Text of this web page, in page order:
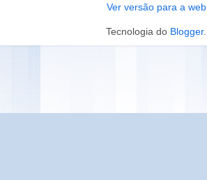
Ver versão para a web
Tecnologia do Blogger.